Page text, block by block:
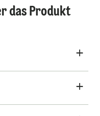
das Produkt